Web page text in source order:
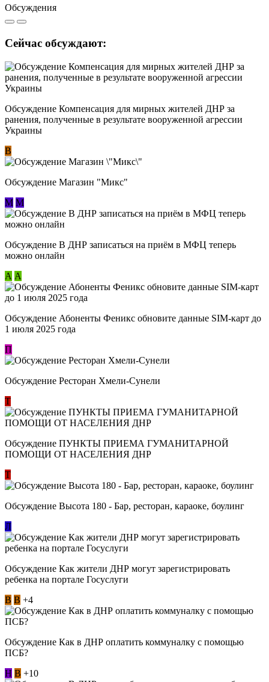
Обсуждения
Сейчас обсуждают:
Обсуждение Компенсация для мирных жителей ДНР за
ранения, полученные в результате вооруженной агрессии
Украины
В
Обсуждение Магазин "Микс"
М М
Обсуждение В ДНР записаться на приём в МФЦ теперь
можно онлайн
А А
Обсуждение Абоненты Феникс обновите данные SIM-карт до
1 июля 2025 года
П
Обсуждение Ресторан Хмели-Сунели
Т
Обсуждение ​ПУНКТЫ ПРИЕМА ГУМАНИТАРНОЙ
ПОМОЩИ ОТ НАСЕЛЕНИЯ ДНР
Т
Обсуждение Высота 180 - Бар, ресторан, караоке, боулинг
Л
Обсуждение Как жители ДНР могут зарегистрировать
ребенка на портале Госуслуги
В В +4
Обсуждение Как в ДНР оплатить коммуналку с помощью
ПСБ?
Н В +10